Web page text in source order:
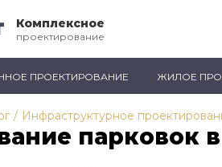
Комплексное
проектирование
ПРОЕКТИРОВАНИЕ ЖИЛОЕ
/ Инфраструктурное
парковок